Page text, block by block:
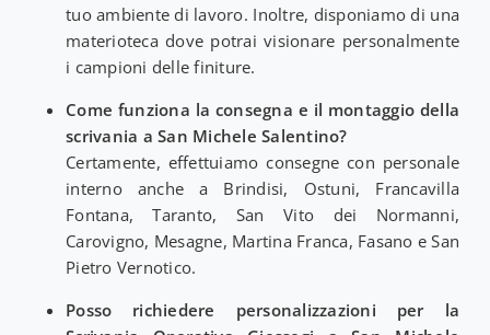
tuo ambiente di lavoro. Inoltre, disponiamo di una
materioteca dove potrai visionare personalmente
i campioni delle finiture.
Come funziona la consegna e il montaggio della
scrivania a San Michele Salentino?
Certamente, effettuiamo consegne con personale
interno anche a Brindisi, Ostuni, Francavilla
Fontana, Taranto, San Vito dei Normanni,
Carovigno, Mesagne, Martina Franca, Fasano e San
Pietro Vernotico.
Posso richiedere personalizzazioni per la